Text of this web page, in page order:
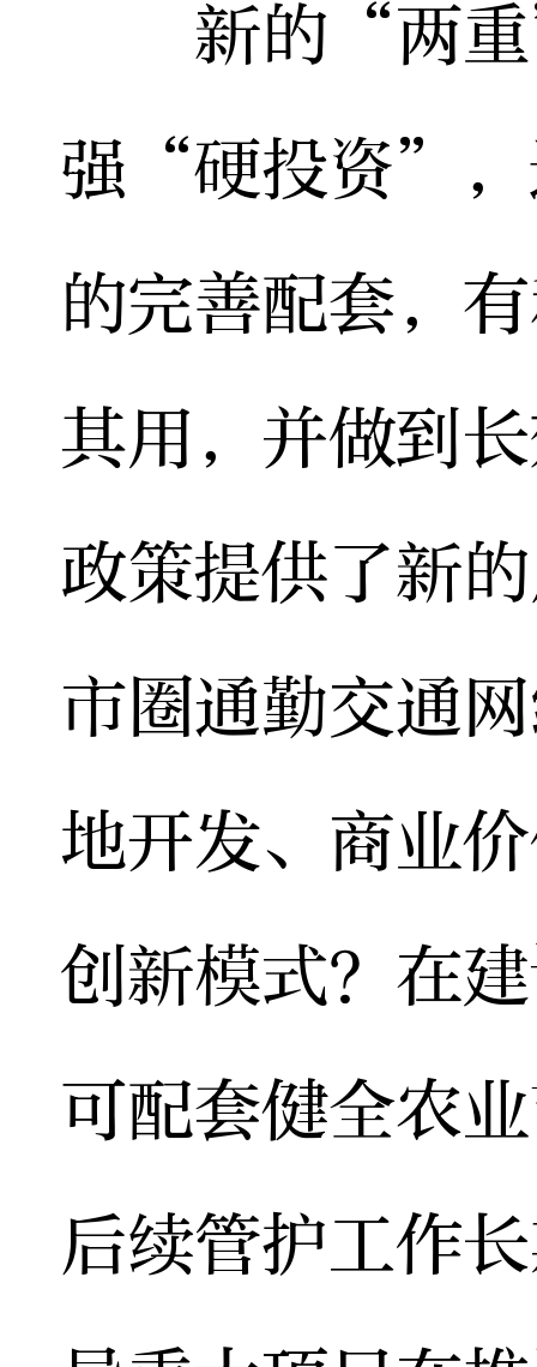
新的“两重”
强“硬投资”，
的完善配套，
其用，并做到
政策提供了新
市圈通勤交通
地开发、商业
创新模式？在
可配套健全农
后续管护工作